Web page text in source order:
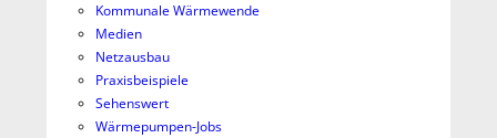
Kommunale Wärmewende
Medien
Netzausbau
Praxisbeispiele
Sehenswert
Wärmepumpen-Jobs